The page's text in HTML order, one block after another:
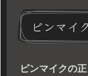
ピンマイ
ピンマイクの